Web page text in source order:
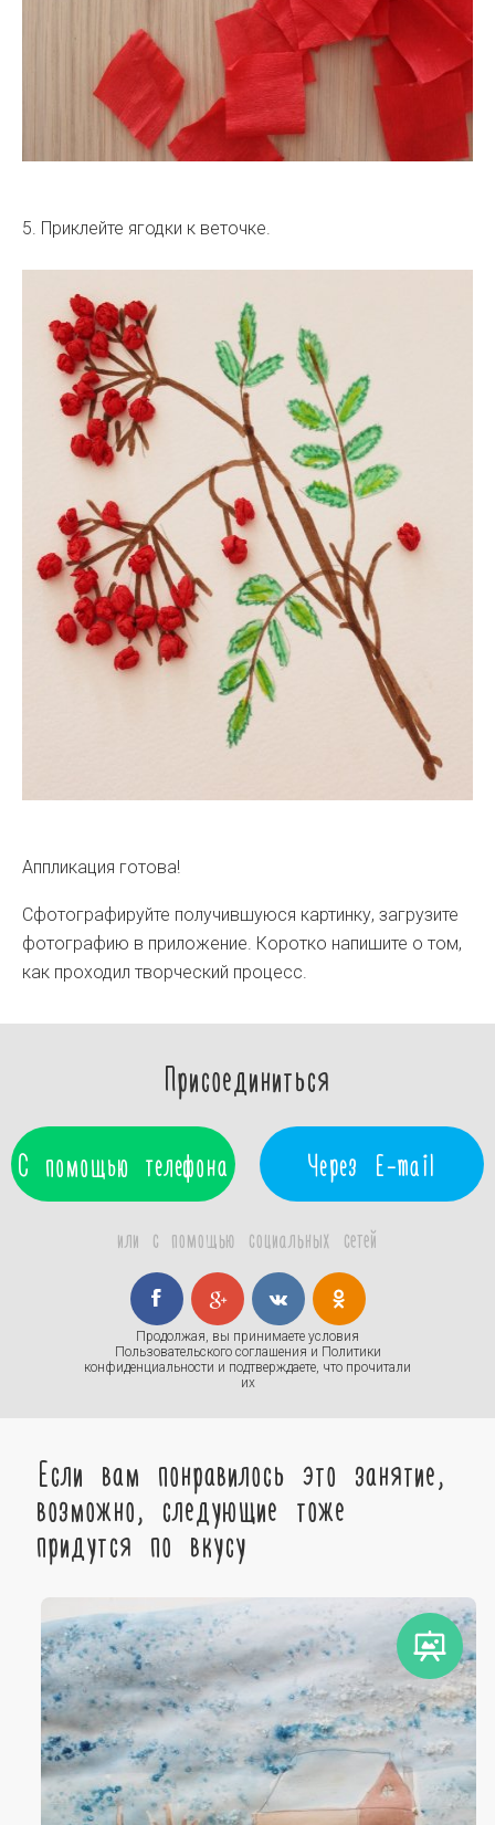
5. Приклейте ягодки к веточке.
Аппликация готова!
Сфотографируйте получившуюся картинку, загрузите
фотографию в приложение. Коротко напишите о том,
как проходил творческий процесс.
Присоединиться
С помощью телефона Через E-mail
или с помощью социальных сетей
Продолжая, вы принимаете условия
Пользовательского соглашения и Политики
конфиденциальности и подтверждаете, что прочитали
их
Если вам понравилось это занятие,
возможно, следующие тоже
придутся по вкусу